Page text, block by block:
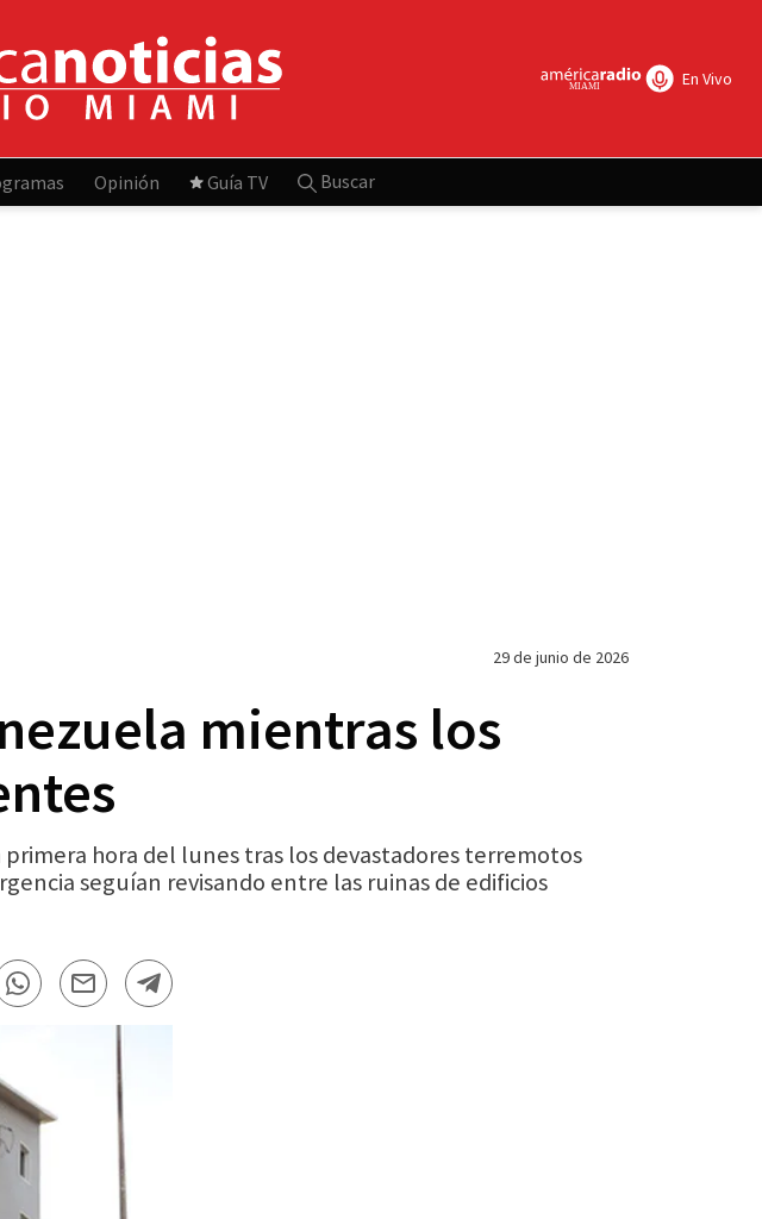
En Vivo
Opinión Guía TV Buscar
29 de junio de 2026
mientras los
hora del lunes tras los devastadores terremotos
seguían revisando entre las ruinas de edificios